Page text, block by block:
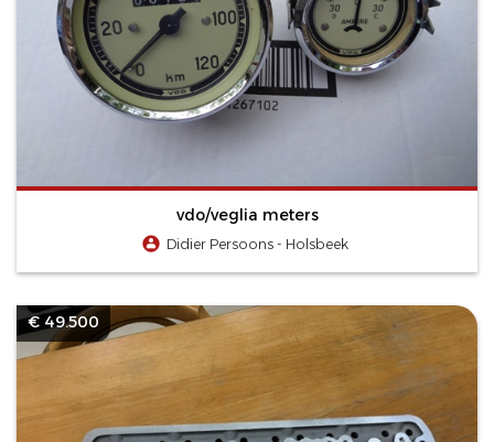
vdo/veglia meters
Didier Persoons - Holsbeek
€ 49.500